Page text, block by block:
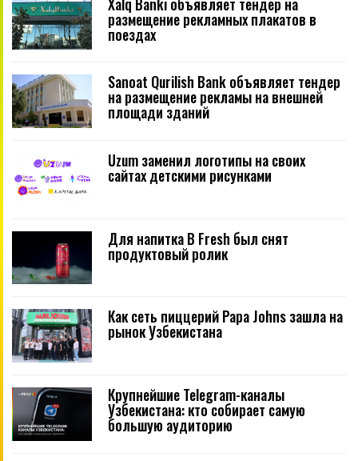
размещение рекламных плакатов в
поездах
Sanoat Qurilish Bank объявляет тендер
на размещение рекламы на внешней
площади зданий
Uzum заменил логотипы на своих
сайтах детскими рисунками
Для напитка B Fresh был снят
продуктовый ролик
Как сеть пиццерий Papa Johns зашла на
рынок Узбекистана
Крупнейшие Telegram-каналы
Узбекистана: кто собирает самую
большую аудиторию